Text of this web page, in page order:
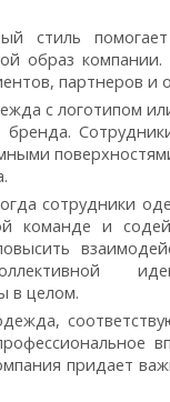
стиль помогает
образ
партнеров и
с логотипом
бренда.
сотрудники
команде и
в целом.
придает